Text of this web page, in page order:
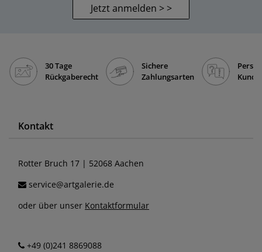
Jetzt anmelden > >
30 Tage
Rückgaberecht
Sichere
Zahlungsarten
Kontakt
Rotter Bruch 17 | 52068 Aachen
service@artgalerie.de
oder über unser Kontaktformular
+49 (0)241 8869088